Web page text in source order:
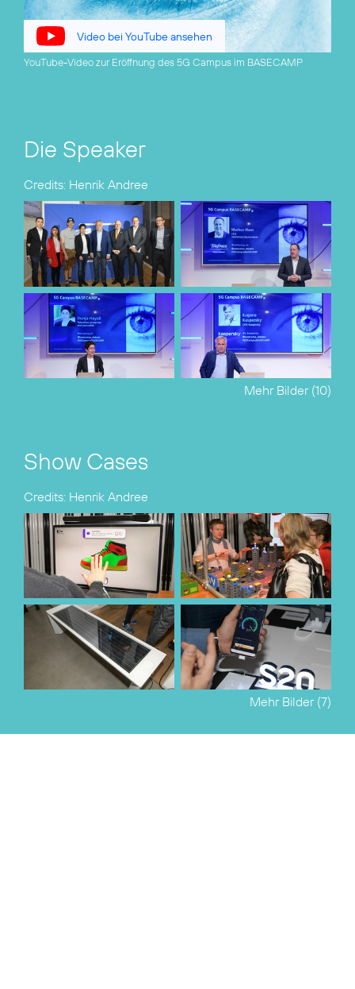
Video bei YouTube ansehen
YouTube-Video zur Eröffnung des 5G Campus im BASECAMP
Die Speaker
Credits: Henrik Andree
Mehr Bilder (10)
Show Cases
Credits: Henrik Andree
Mehr Bilder (7)